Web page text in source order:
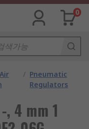
0
/ Pneumatic
Regulators
, 4 mm 1